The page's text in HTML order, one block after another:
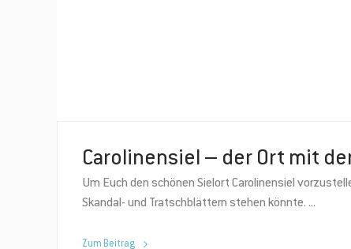
Carolinensiel – der Ort mit
Um Euch den schönen Sielort Carolinensiel
Skandal- und Tratschblättern stehen könnte.
Zum Beitrag